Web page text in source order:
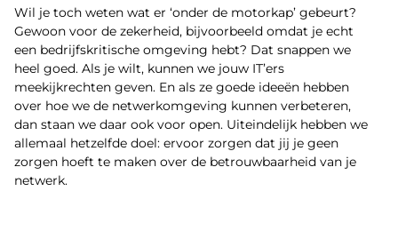
Wil je toch weten wat er ‘onder de motorkap’ gebeurt?
Gewoon voor de zekerheid, bijvoorbeeld omdat je echt
een bedrijfskritische omgeving hebt? Dat snappen we
heel goed. Als je wilt, kunnen we jouw IT’ers
meekijkrechten geven. En als ze goede ideeën hebben
over hoe we de netwerkomgeving kunnen verbeteren,
dan staan we daar ook voor open. Uiteindelijk hebben we
allemaal hetzelfde doel: ervoor zorgen dat jij je geen
zorgen hoeft te maken over de betrouwbaarheid van je
netwerk.